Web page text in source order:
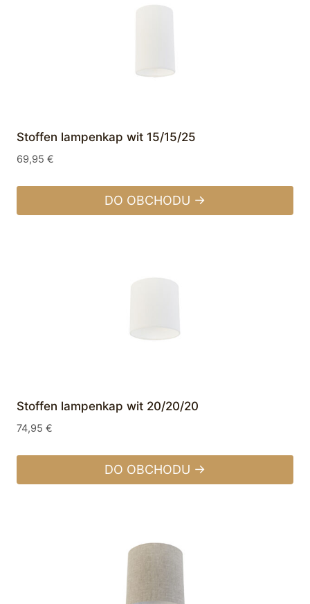
Stoffen lampenkap wit 15/15/25
69,95 €
DO OBCHODU →
Stoffen lampenkap wit 20/20/20
74,95 €
DO OBCHODU →